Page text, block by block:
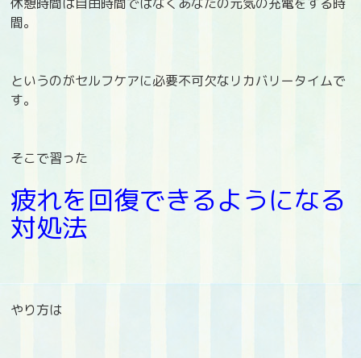
間。
というのがセルフケアに必要不可欠なリカバリータイムで
す。
そこで習った
疲れを回復できるようになる
対処法
やり方は